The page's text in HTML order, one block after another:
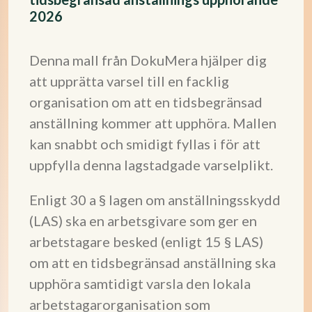
2026
Denna mall från DokuMera hjälper dig
att upprätta varsel till en facklig
organisation om att en tidsbegränsad
anställning kommer att upphöra. Mallen
kan snabbt och smidigt fyllas i för att
uppfylla denna lagstadgade varselplikt.
Enligt 30 a § lagen om anställningsskydd
(LAS) ska en arbetsgivare som ger en
arbetstagare besked (enligt 15 § LAS)
om att en tidsbegränsad anställning ska
upphöra samtidigt varsla den lokala
arbetstagarorganisation som